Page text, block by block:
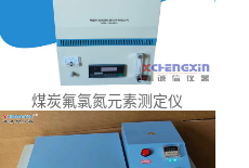
煤炭氟氯氮元素测定仪